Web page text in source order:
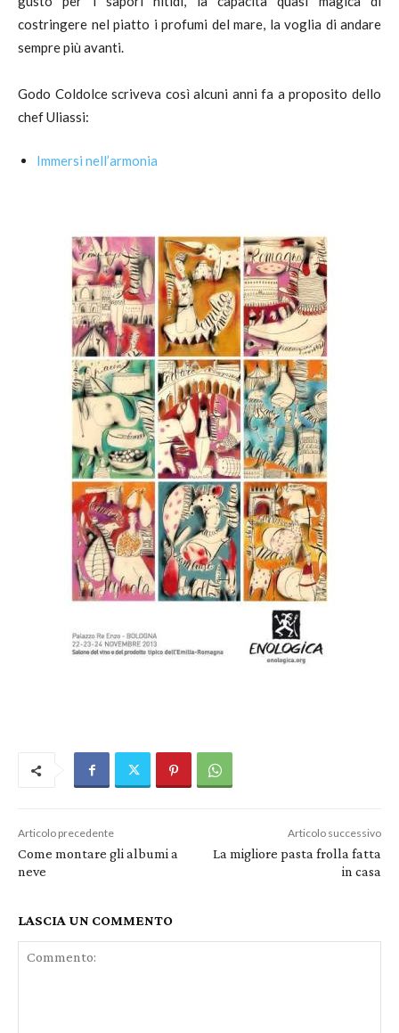
costringere nel piatto i profumi del mare, la voglia di andare
sempre più avanti.
Godo Coldolce scriveva così alcuni anni fa a proposito dello
chef Uliassi:
Immersi nell’armonia
Articolo precedente
Come montare gli albumi a
neve
Articolo successivo
La migliore pasta frolla fatta
in casa
LASCIA UN COMMENTO